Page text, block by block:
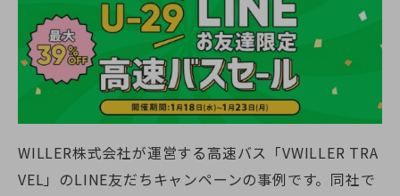
WILLER株式会社が運営する高速バス「VWILLER TRA
VEL」のLINE友だちキャンペーンの事例です。同社で